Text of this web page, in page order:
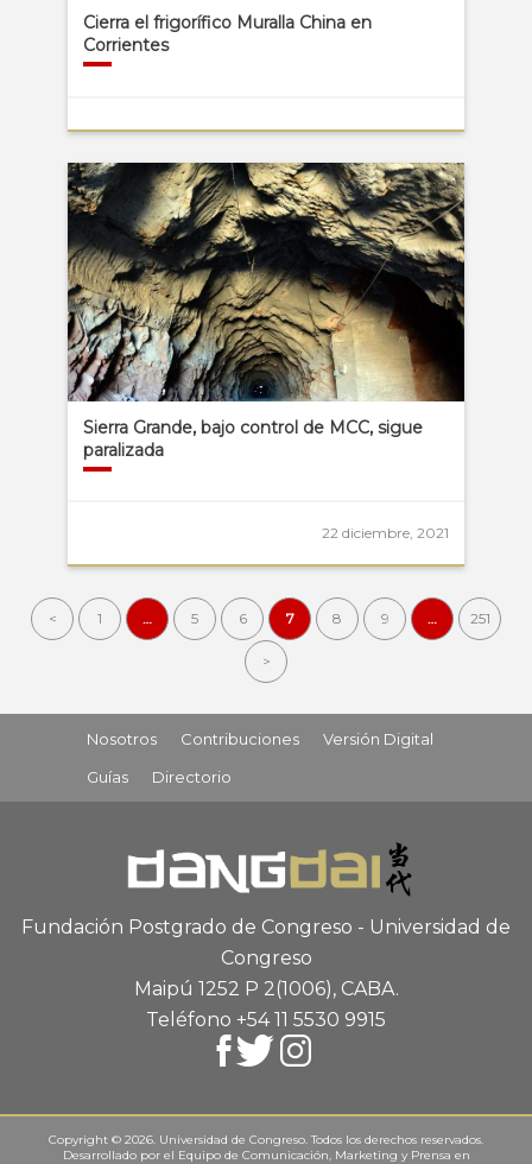
Cierra el frigorífico Muralla China en
Corrientes
Sierra Grande, bajo control de MCC, sigue
paralizada
22 diciembre, 2021
< 1 … 5 6 7 8 9 … 251
>
Nosotros Contribuciones
Versión Digital
Guías
Directorio
Fundación Postgrado de Congreso - Universidad de
Congreso
Maipú 1252 P 2(1006), CABA.
Teléfono +54 11 5530 9915
Copyright © 2026. Universidad de Congreso. Todos los derechos reservados.
Desarrollado por el Equipo de Comunicación, Marketing y Prensa en